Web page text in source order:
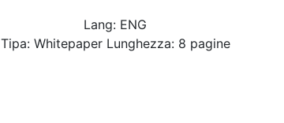
Lang: ENG
Tipa: Whitepaper Lunghezza: 8 pagine